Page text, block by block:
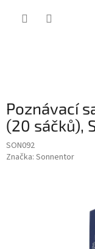
Poznávací
(20 sáčků),
SON092
Značka: Sonnentor